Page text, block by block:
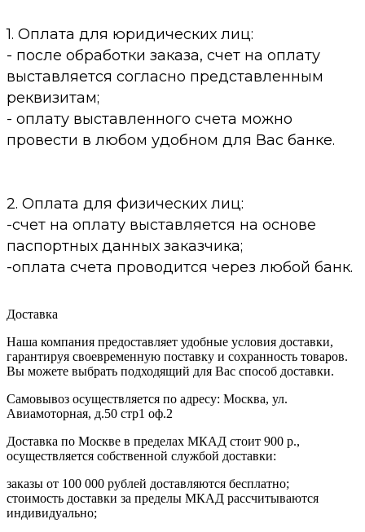
1. Оплата для юридических лиц:
- после обработки заказа, счет на оплату
выставляется согласно представленным
реквизитам;
- оплату выставленного счета можно
провести в любом удобном для Вас банке.
2. Оплата для физических лиц:
-счет на оплату выставляется на основе
паспортных данных заказчика;
-оплата счета проводится через любой банк.
Доставка
Наша компания предоставляет удобные условия доставки,
гарантируя своевременную поставку и сохранность товаров.
Вы можете выбрать подходящий для Вас способ доставки.
Самовывоз осуществляется по адресу: Москва, ул.
Авиамоторная, д.50 стр1 оф.2
Доставка по Москве в пределах МКАД стоит 900 р.,
осуществляется собственной службой доставки:
заказы от 100 000 рублей доставляются бесплатно;
cтоимость доставки за пределы МКАД рассчитываются
индивидуально;